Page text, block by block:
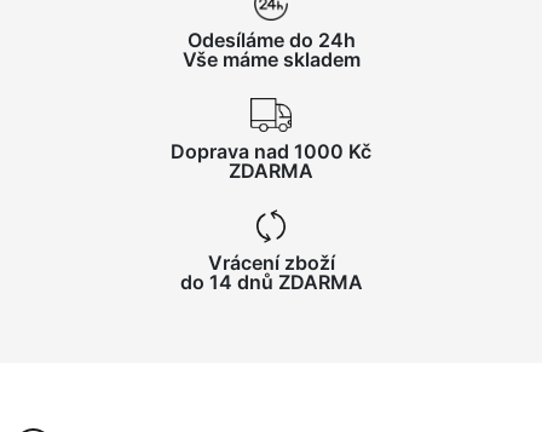
Odesíláme do 24h
Vše máme skladem
Doprava nad 1000 Kč
ZDARMA
Vrácení zboží
do 14 dnů ZDARMA